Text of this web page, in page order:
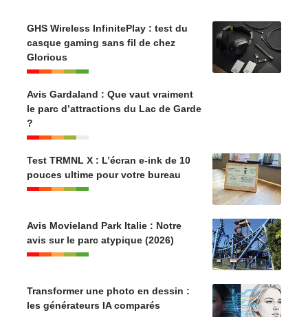
GHS Wireless InfinitePlay : test du
casque gaming sans fil de chez
Glorious
Avis Gardaland : Que vaut vraiment
le parc d’attractions du Lac de Garde
?
Test TRMNL X : L’écran e-ink de 10
pouces ultime pour votre bureau
Avis Movieland Park Italie : Notre
avis sur le parc atypique (2026)
Transformer une photo en dessin :
les générateurs IA comparés